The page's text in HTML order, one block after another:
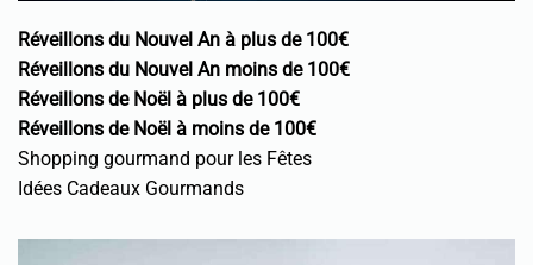
Réveillons du Nouvel An à plus de 100€
Réveillons du Nouvel An moins de 100€
Réveillons de Noël à plus de 100€
Réveillons de Noël à moins de 100€
Shopping gourmand pour les Fêtes
Idées Cadeaux Gourmands